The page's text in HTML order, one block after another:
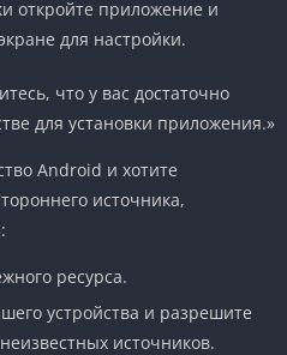
откройте приложение и
для настройки.
что у вас достаточно
для установки приложения.»
Android и хотите
источника,
ресурса.
устройства и разрешите
источников.